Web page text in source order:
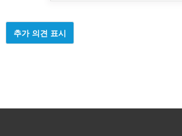
추가 의견 표시